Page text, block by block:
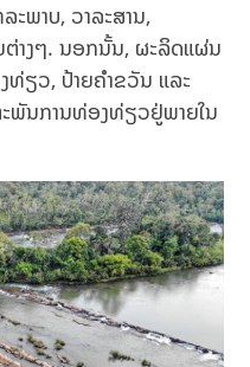
ະພາບ, ວາລະສານ,
າງໆ. ນອກນັ້ນ, ຜະລິດແຜ່ນ
ທ່ຽວ, ປ້າຍຄໍາຂວັນ ແລະ
ະພັນການທ່ອງທ່ຽວຢູ່ພາຍໃນ